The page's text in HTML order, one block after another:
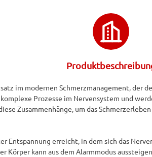
im modernen Schmerzmanagement,
Prozesse im Nervensystem und
Zusammenhänge, um das
Entspannung erreicht, in dem sich das
Körper kann aus dem Alarmmodus